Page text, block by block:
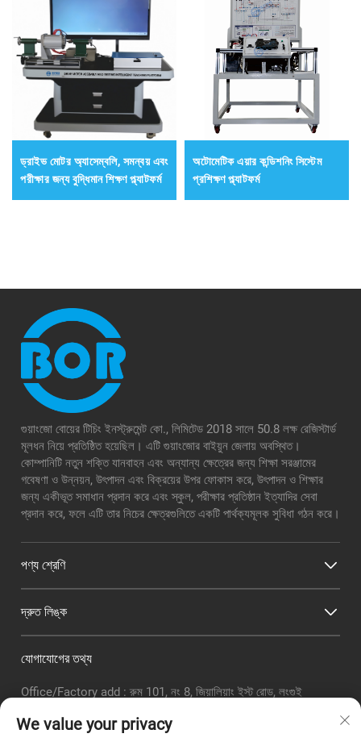
ড্রাইভ মোটর অ্যাসেম্বলি, সমন্বয় এবং
পরীক্ষার জন্য বুদ্ধিমান শিক্ষণ প্ল্যাটফর্ম
অটোমেটিক এয়ার কন্ডিশনিং সিস্টেম
প্রশিক্ষণ প্ল্যাটফর্ম
গুয়াংজো বোয়ের টিচিং ইনস্ট্রুমেন্ট কো., লিমিটেড 2018 সালে 50.8 লক্ষ রেজিস্টার্ড
মূলধন নিয়ে প্রতিষ্ঠিত হয়েছিল। এটি গুয়াংজোর বাইয়ুন জেলায় অবস্থিত।
কোম্পানিটি নতুন শক্তি যানবাহন এবং অন্যান্য ক্ষেত্রের জন্য শিক্ষা সরঞ্জামের
গবেষণা ও উন্নয়ন, উৎপাদন এবং বিক্রয়ের উপর ফোকাস করে, উৎপাদন ও শিক্ষার
জন্য একীভূত সমাধান প্রদান করে এবং স্কুল, পরীক্ষার প্রতিষ্ঠান ইত্যাদির সেবা
প্রদান করে, ফলে এটি তার নিচের ক্ষেত্রগুলিতে একটি পার্থক্যমূলক সুবিধা গঠন করে।
পণ্য শ্রেণি
দ্রুত লিঙ্ক
যোগাযোগের তথ্য
Office/Factory add : রুম 101, নং 8, জিয়ালিয়াং ইস্ট রোড, লংগুই
ইমেইল: [email protected]
We value your privacy